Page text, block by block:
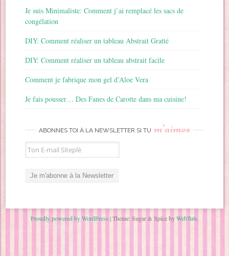
Je suis Minimaliste: Comment j’ai remplacé les sacs de
congélation
DIY: Comment réaliser un tableau Abstrait Gratté
DIY: Comment réaliser un tableau abstrait facile
Comment je fabrique mon gel d’Aloe Vera
Je fais pousser… Des Fanes de Carotte dans ma cuisine!
ABONNES TOI À LA NEWSLETTER SI TU m’aimes
Proudly powered by WordPress |Theme: Sugar & Spice byWebTuts.